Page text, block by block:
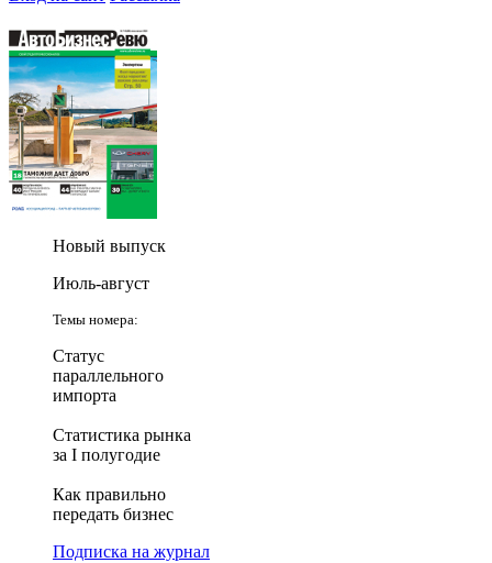
Новый выпуск
Июль-август
Темы номера:
Статус
параллельного
импорта
Статистика рынка
за I полугодие
Как правильно
передать бизнес
Подписка на журнал